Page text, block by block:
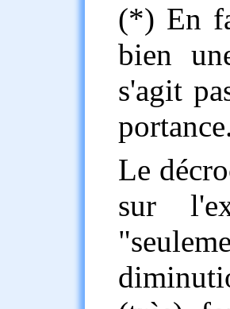
(*) En
bien
s'agit
Le
sur